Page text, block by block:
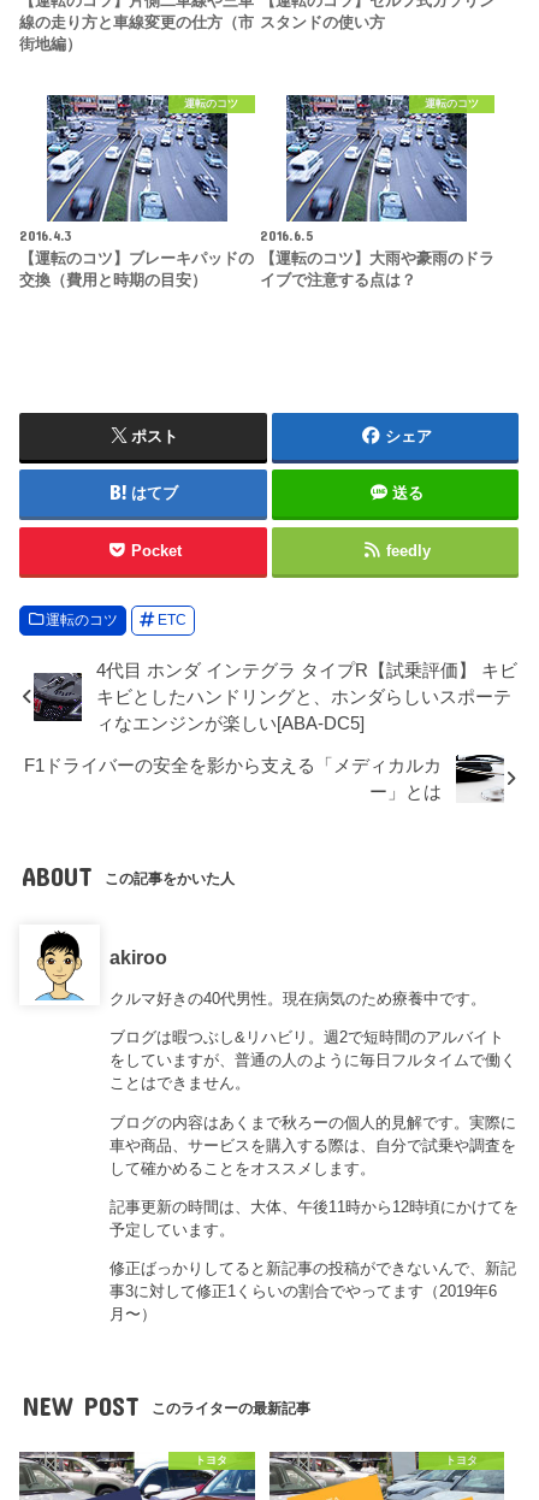
線の走り方と車線変更の仕方（市
街地編）
スタンドの使い方
運転のコツ
2016.4.3
【運転のコツ】ブレーキパッドの
交換（費用と時期の目安）
運転のコツ
2016.6.5
【運転のコツ】大雨や豪雨のドラ
イブで注意する点は？
ポスト シェア
はてブ 送る
Pocket feedly
運転のコツ ETC
4代目 ホンダ インテグラ タイプR【試乗評価】 キビ
キビとしたハンドリングと、ホンダらしいスポーテ
ィなエンジンが楽しい[ABA-DC5]
F1ドライバーの安全を影から支える「メディカルカ
ー」とは
ABOUT この記事をかいた人
akiroo
クルマ好きの40代男性。現在病気のため療養中です。
ブログは暇つぶし&リハビリ。週2で短時間のアルバイト
をしていますが、普通の人のように毎日フルタイムで働く
ことはできません。
ブログの内容はあくまで秋ろーの個人的見解です。実際に
車や商品、サービスを購入する際は、自分で試乗や調査を
して確かめることをオススメします。
記事更新の時間は、大体、午後11時から12時頃にかけてを
予定しています。
修正ばっかりしてると新記事の投稿ができないんで、新記
事3に対して修正1くらいの割合でやってます（2019年6
月〜）
NEW POST このライターの最新記事
トヨタ トヨタ